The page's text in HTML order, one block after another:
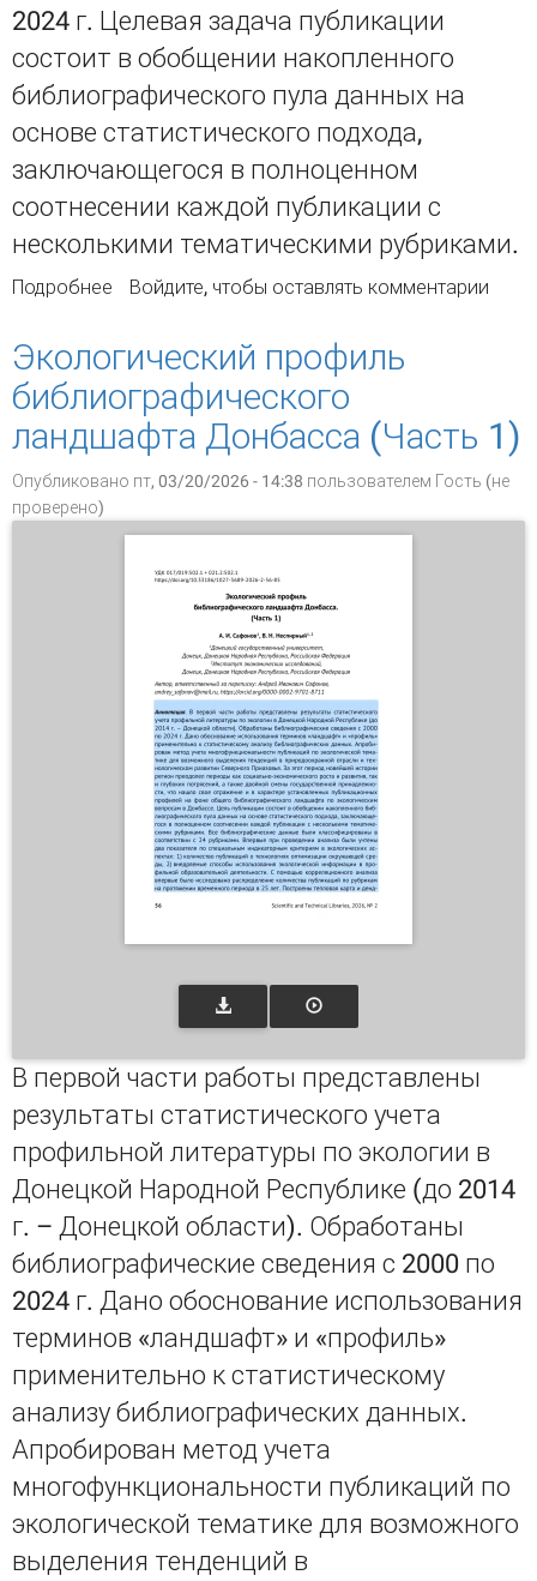
2024 г. Целевая задача публикации
состоит в обобщении накопленного
библиографического пула данных на
основе статистического подхода,
заключающегося в полноценном
соотнесении каждой публикации с
несколькими тематическими рубриками.
Подробнее о Экологический профиль
Войдите, чтобы оставлять комментарии
Экологический профиль
библиографического
ландшафта Донбасса (Часть 1)
Опубликовано пт, 03/20/2026 - 14:38 пользователем Гость (не
проверено)
В первой части работы представлены
результаты статистического учета
профильной литературы по экологии в
Донецкой Народной Республике (до 2014
г. – Донецкой области). Обработаны
библиографические сведения с 2000 по
2024 г. Дано обоснование использования
терминов «ландшафт» и «профиль»
применительно к статистическому
анализу библиографических данных.
Апробирован метод учета
многофункциональности публикаций по
экологической тематике для возможного
выделения тенденций в